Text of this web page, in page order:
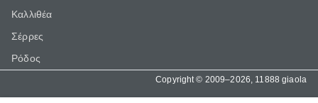
Καλλιθέα
Σέρρες
Ρόδος
Copyright © 2009–2026, 11888 giaola